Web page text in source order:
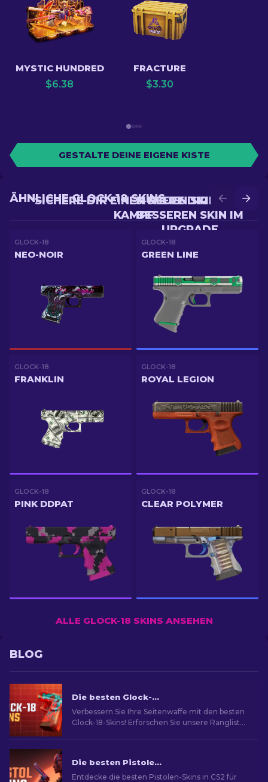
MYSTIC HUNDRED
$6.38
FRACTURE
$3.30
GESTALTE DEINE EIGENE KISTE
SICHERE DIR EINEN
BESSEREN SKIN IM
UPGRADE
SICHERE DIR EINEN NEUEN SKIN IM
KAMPF
ÄHNLICHE GLOCK-18 SKINS
GLOCK-18
NEO-NOIR
GLOCK-18
GREEN LINE
GLOCK-18
FRANKLIN
GLOCK-18
ROYAL LEGION
GLOCK-18
PINK DDPAT
GLOCK-18
CLEAR POLYMER
ALLE GLOCK-18 SKINS ANSEHEN
BLOG
Die besten Glock-18-Skins in CS2: Vollständige Liste [2026]
Verbessern Sie Ihre Seitenwaffe mit den besten
Glock-18-Skins! Erforschen Sie unsere Rangliste,
Die besten Pistolen-Skins in CS2 [2026]
Entdecke die besten Pistolen-Skins in CS2 für